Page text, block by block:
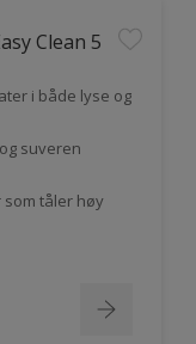
Clean 5
i både lyse og
suveren
tåler høy